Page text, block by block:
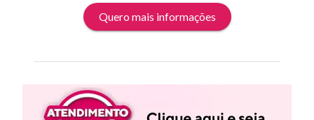
Quero mais informações